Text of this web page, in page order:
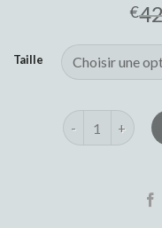
€
Taille
quantité de jean